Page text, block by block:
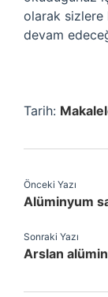
olarak sizlere
devam
Tarih:
Önceki Yazı
Alüminyum
Sonraki Yazı
Arslan